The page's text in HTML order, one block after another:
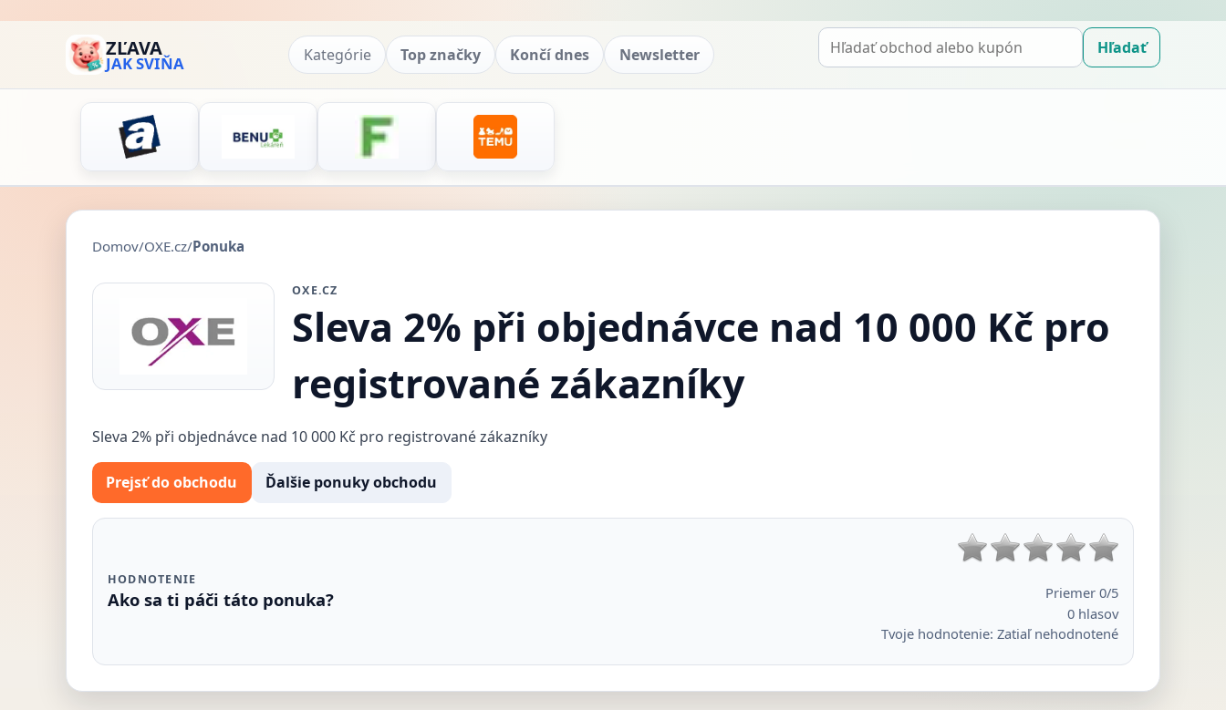
ZĽAVA
JAK SVIŇA Kategórie Top značky Končí dnes Newsletter
Hľadať
Hľadať
Domov/OXE.cz/Ponuka
OXE.CZ
Sleva 2% při objednávce nad 10 000 Kč pro
registrované zákazníky
Sleva 2% při objednávce nad 10 000 Kč pro registrované zákazníky
Prejsť do obchodu Ďalšie ponuky obchodu
HODNOTENIE
Ako sa ti páči táto ponuka? Priemer 0/5
0 hlasov
Tvoje hodnotenie: Zatiaľ nehodnotené